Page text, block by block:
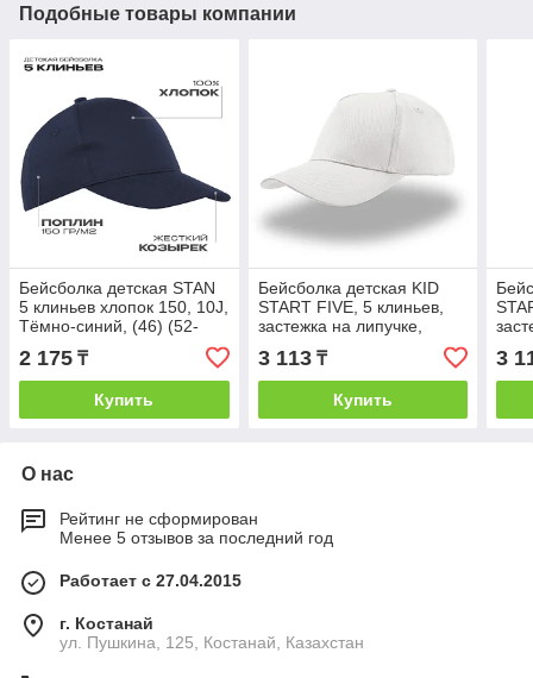
Подобные товары компании
Бейсболка детская STAN
5 клиньев хлопок 150, 10J,
Тёмно-синий, (46) (52-
54/ONE SIZE)
2 175 ₸
Купить
Бейсболка детская KID
START FIVE, 5 клиньев,
застежка на липучке,
Белый, -, 25480.01
3 113₸
Купить
3
О нас
Рейтинг не сформирован
Менее 5 отзывов за последний год
Работает с 27.04.2015
г. Костанай
ул. Пушкина, 125, Костанай, Казахстан